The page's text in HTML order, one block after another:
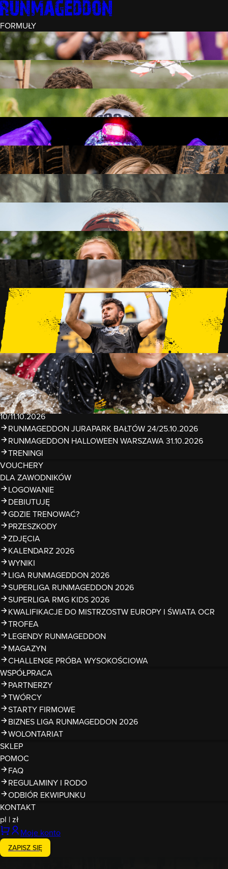
FORMUŁY
INTRO (¼)
15 PRZESZKÓD
3 KM+
REKRUT (½)
30 PRZESZKÓD
6 KM+
RUNMAGEDDON
50 PRZESZKÓD
12 KM+
NOCNY REKRUT (½)
30 PRZESZKÓD
6 KM+
INTRO U-16
15 PRZESZKÓD
3 KM+
RUNMAGEDDON HARDCORE
70 PRZESZKÓD
21 KM+
42 KM+
FAMILY
15 PRZESZKÓD
2 KM+
KIDS
15 PRZESZKÓD
1 KM+
TRENINGI
WYDARZENIA
RUNMAGEDDON LUBLIN ZALEW ZEMBORZYCKI
22/23.08.2026
RUNMAGEDDON ERGO ARENA GDAŃSK/SOPOT
12/13.09.2026
RUNMAGEDDON KIDS: DEMO WARSZAWA 24/26.09.2026
RUNMAGEDDON WROCŁAW KOPALNIA ROLANTOWICE
26/27.09.2026
RUNMAGEDDON WARSZAWA TWIERDZA MODLIN
10/11.10.2026
RUNMAGEDDON JURAPARK BAŁTÓW 24/25.10.2026
RUNMAGEDDON HALLOWEEN WARSZAWA 31.10.2026
TRENINGI
VOUCHERY
DLA ZAWODNIKÓW
LOGOWANIE
DEBIUTUJĘ
GDZIE TRENOWAĆ?
PRZESZKODY
ZDJĘCIA
KALENDARZ 2026
WYNIKI
LIGA RUNMAGEDDON 2026
SUPERLIGA RUNMAGEDDON 2026
SUPERLIGA RMG KIDS 2026
KWALIFIKACJE DO MISTRZOSTW EUROPY I ŚWIATA OCR
TROFEA
LEGENDY RUNMAGEDDON
MAGAZYN
CHALLENGE PRÓBA WYSOKOŚCIOWA
WSPÓŁPRACA
PARTNERZY
TWÓRCY
STARTY FIRMOWE
BIZNES LIGA RUNMAGEDDON 2026
WOLONTARIAT
SKLEP
POMOC
FAQ
REGULAMINY I RODO
ODBIÓR EKWIPUNKU
KONTAKT
pl |zł
Moje konto
ZAPISZ SIĘ